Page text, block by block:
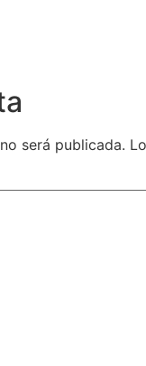
será publicada.